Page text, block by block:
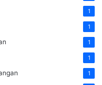
1
1
1
1
1